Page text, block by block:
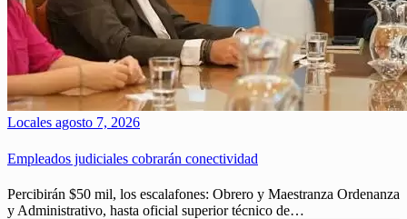
Locales agosto 7, 2026
Empleados judiciales cobrarán conectividad
Percibirán $50 mil, los escalafones: Obrero y Maestranza Ordenanza
y Administrativo, hasta oficial superior técnico de…